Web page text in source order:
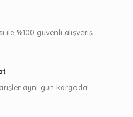
ile %100 güvenli alışveriş
aynı gün kargoda!